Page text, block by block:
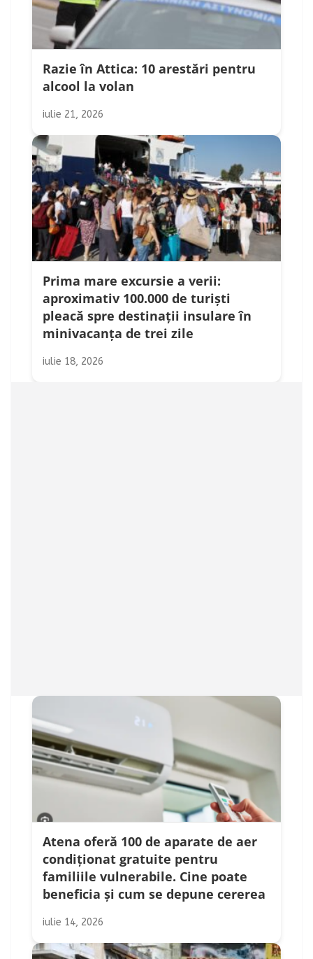
Razie în Attica: 10 arestări pentru
alcool la volan
iulie 21, 2026
Prima mare excursie a verii:
aproximativ 100.000 de turiști
pleacă spre destinații insulare în
minivacanța de trei zile
iulie 18, 2026
Atena oferă 100 de aparate de aer
condiționat gratuite pentru
familiile vulnerabile. Cine poate
beneficia și cum se depune cererea
iulie 14, 2026